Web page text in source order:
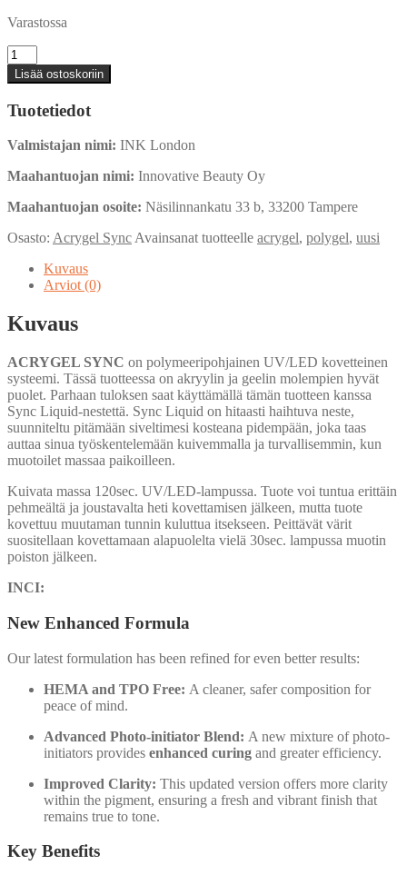
Varastossa
Acrygel
SYNC
-
Milky
White
30g
Lisää ostoskoriin
Tuotetiedot
Valmistajan nimi: INK London
Maahantuojan nimi: Innovative Beauty Oy
Maahantuojan osoite: Näsilinnankatu 33 b, 33200 Tampere
Osasto: Acrygel Sync Avainsanat tuotteelle acrygel, polygel, uusi
Kuvaus
Arviot (0)
Kuvaus
ACRYGEL SYNC on polymeeripohjainen UV/LED kovetteinen
systeemi. Tässä tuotteessa on akryylin ja geelin molempien hyvät
puolet. Parhaan tuloksen saat käyttämällä tämän tuotteen kanssa
Sync Liquid-nestettä. Sync Liquid on hitaasti haihtuva neste,
suunniteltu pitämään siveltimesi kosteana pidempään, joka taas
auttaa sinua työskentelemään kuivemmalla ja turvallisemmin, kun
muotoilet massaa paikoilleen.
Kuivata massa 120sec. UV/LED-lampussa. Tuote voi tuntua erittäin
pehmeältä ja joustavalta heti kovettamisen jälkeen, mutta tuote
kovettuu muutaman tunnin kuluttua itsekseen. Peittävät värit
suositellaan kovettamaan alapuolelta vielä 30sec. lampussa muotin
poiston jälkeen.
INCI:
New Enhanced Formula
Our latest formulation has been refined for even better results:
HEMA and TPO Free: A cleaner, safer composition for
peace of mind.
Advanced Photo-initiator Blend: A new mixture of photo-
initiators provides enhanced curing and greater efficiency.
Improved Clarity: This updated version offers more clarity
within the pigment, ensuring a fresh and vibrant finish that
remains true to tone.
Key Benefits